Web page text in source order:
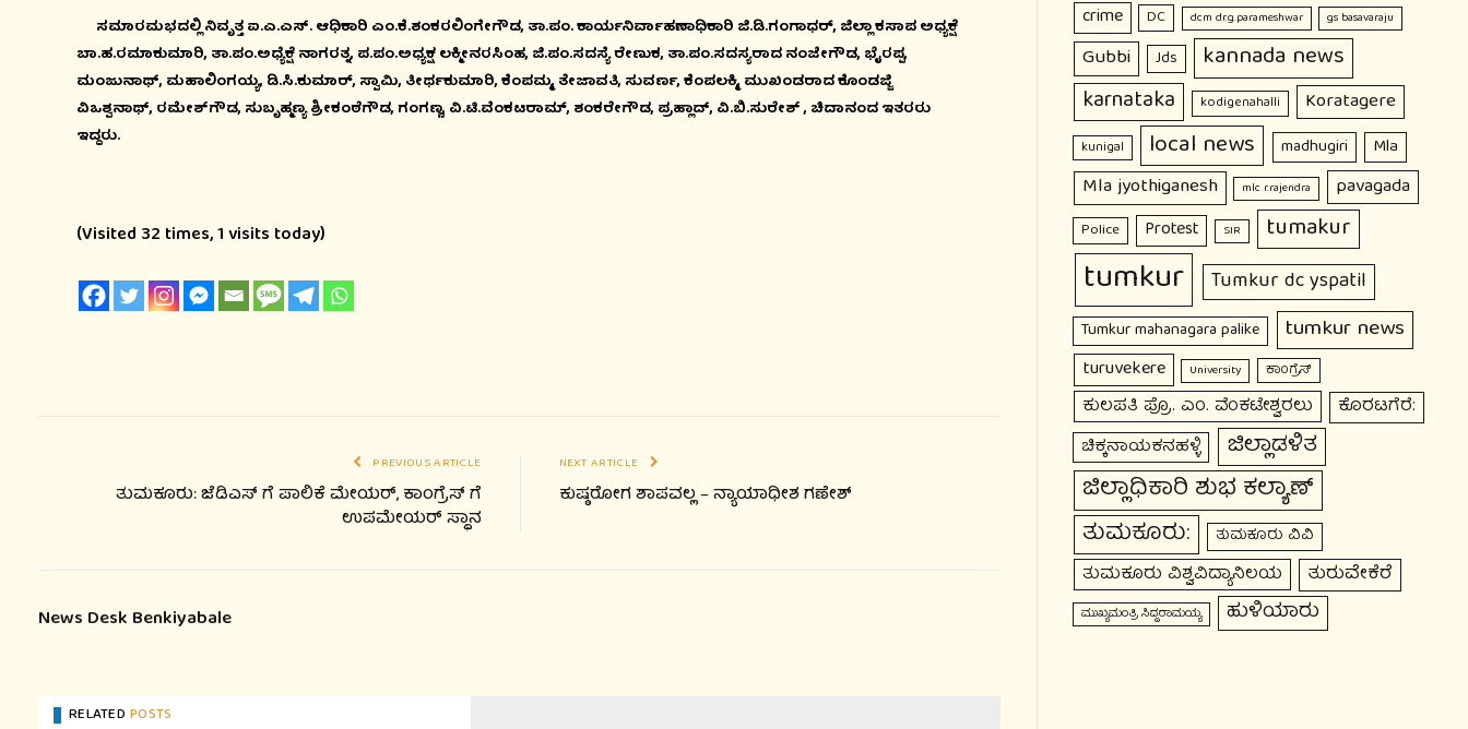
ಸಮಾರಮಭದಲ್ಲಿ ನಿವೃತ್ತ ಐ.ಎ.ಎಸ್. ಆಧಿಕಾರಿ ಎಂ.ಕೆ.ಶಂಕರಲಿಂಗೇಗೌಡ, ತಾ.ಪಂ. ಕಾರ್ಯನಿರ್ವಾಹಣಾಧಿಕಾರಿ ಜಿ.ಡಿ.ಗಂಗಾಧರ್, ಜಿಲ್ಲಾ ಕಸಾಪ ಅಧ್ಯಕ್ಷೆ
ಬಾ.ಹ.ರಮಾಕುಮಾರಿ, ತಾ.ಪಂ.ಅಧ್ಯೆಕ್ಷೆ ನಾಗರತ್ನ, ಪ.ಪಂ.ಅಧ್ಯಕ್ಷ ಲಕ್ಮೀನರಸಿಂಹ, ಜಿ.ಪಂ.ಸದಸ್ಯೆ ರೇಣುಕ, ತಾ.ಪಂ.ಸದಸ್ಯರಾದ ನಂಜೇಗೌಡ, ಭೈರಪ್ಪ,
ಮಂಜುನಾಥ್, ಮಹಾಲಿಂಗಯ್ಯ, ಡಿ.ಸಿ.ಕುಮಾರ್, ಸ್ವಾಮಿ, ತೀರ್ಥಕುಮಾರಿ, ಕೆಂಪಮ್ಮ, ತೇಜಾವತಿ, ಸುವರ್ಣ, ಕೆಂಪಲಕ್ಮಿ, ಮುಖಂಡರಾದ ಕೊಂಡಜ್ಜಿ
ವಿಒಶ್ವನಾಥ್, ರಮೇಶ್‍ಗೌಡ, ಸುಬೃಹ್ಮಣ್ಯ ಶ್ರೀಕಂಠೆಗೌಡ, ಗಂಗಣ್ಣ, ವಿ.ಟಿ.ವೆಂಕಟರಾಮ್, ಶಂಕರೇಗೌಡ, ಪ್ರಹ್ಲಾದ್, ವಿ.ಬಿ.ಸುರೇಶ್ , ಚಿದಾನಂದ ಇತರರು
ಇದ್ದರು.
(Visited 32 times, 1 visits today)
PREVIOUS ARTICLE
ತುಮಕೂರು: ಜೆಡಿಎಸ್ ಗೆ ಪಾಲಿಕೆ ಮೇಯರ್, ಕಾಂಗ್ರೆಸ್ ಗೆ
ಉಪಮೇಯರ್ ಸ್ಥಾನ
NEXT ARTICLE
ಕುಷ್ಠರೋಗ ಶಾಪವಲ್ಲ – ನ್ಯಾಯಾಧೀಶ ಗಣೇಶ್
News Desk Benkiyabale
RELATEDPOSTS
crime DC dcm dr.g.parameshwar gs basavaraju
Gubbi Jds kannada news
karnataka kodigenahalli Koratagere
kunigal local news madhugiri Mla
Mla jyothiganesh mlc r.rajendra pavagada
Police Protest SIR tumakur
tumkur Tumkur dc yspatil
Tumkur mahanagara palike tumkur news
turuvekere University ಕಾಂಗ್ರೆಸ್
ಕುಲಪತಿ ಪ್ರೊ. ಎಂ. ವೆಂಕಟೇಶ್ವರಲು ಕೊರಟಗೆರೆ:
ಚಿಕ್ಕನಾಯಕನಹಳ್ಳಿ ಜಿಲ್ಲಾಡಳಿತ
ಜಿಲ್ಲಾಧಿಕಾರಿ ಶುಭ ಕಲ್ಯಾಣ್
ತುಮಕೂರು:
ತುಮಕೂರು ವಿವಿ
ತುಮಕೂರು ವಿಶ್ವವಿದ್ಯಾನಿಲಯ ತುರುವೇಕೆರೆ
ಮುಖ್ಯಮಂತ್ರಿ ಸಿದ್ದರಾಮಯ್ಯ ಹುಳಿಯಾರು